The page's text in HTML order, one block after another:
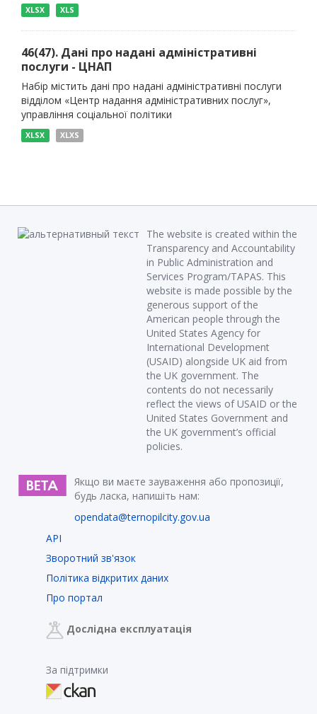
XLSX XLS
46(47). Дані про надані адміністративні
послуги - ЦНАП
Набір містить дані про надані адміністративні послуги
відділом «Центр надання адміністративних послуг»,
управління соціальної політики
XLSX XLXS
The website is created within the
Transparency and Accountability
in Public Administration and
Services Program/TAPAS. This
website is made possible by the
generous support of the
American people through the
United States Agency for
International Development
(USAID) alongside UK aid from
the UK government. The
contents do not necessarily
reflect the views of USAID or the
United States Government and
the UK government’s official
policies.
Якщо ви маєте зауваження або пропозиції,
будь ласка, напишіть нам:
opendata@ternopilcity.gov.ua
API
Зворотний зв'язок
Політика відкритих даних
Про портал
Дослідна експлуатація
За підтримки